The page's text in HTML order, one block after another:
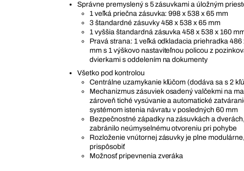
Správne premyslený s 5 zásuvkami a úložným
1 veľká priečna zásuvka: 998 x 538 x 65 mm
3 štandardné zásuvky 458 x 538 x 65 mm
1 vyššia štandardná zásuvka 458 x 538 x 160
Pravá strana: 1 veľká odkladacia priehradka 486
mm s 1 výškovo nastaviteľnou policou z
dvierkami s oddelením na dokumenty
Všetko pod kontrolou
Centrálne uzamykanie kľúčom (dodáva sa s 2
Mechanizmus zásuviek osadený valčekmi na
zároveň tiché vysúvanie a automatické
systémom istenia návratu v posledných 60 mm
Bezpečnostné západky na zásuvkách a
zabránilo neúmyselnému otvoreniu pri pohybe
Rozloženie vnútornej zásuvky je plne
prispôsobiť
Možnosť pripevnenia zveráka